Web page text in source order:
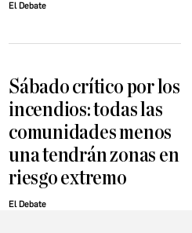
El Debate
Sábado crítico por los
incendios: todas las
comunidades menos
una tendrán zonas en
riesgo extremo
El Debate